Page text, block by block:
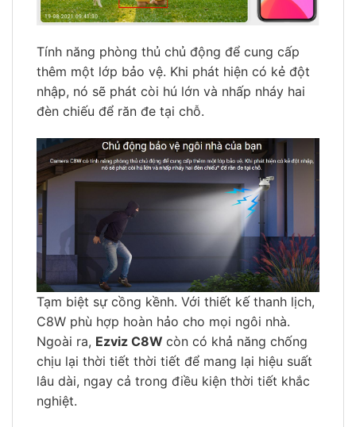
Tính năng phòng thủ chủ động để cung cấp
thêm một lớp bảo vệ. Khi phát hiện có kẻ đột
nhập, nó sẽ phát còi hú lớn và nhấp nháy hai
đèn chiếu để răn đe tại chỗ.
Tạm biệt sự cồng kềnh. Với thiết kế thanh lịch,
C8W phù hợp hoàn hảo cho mọi ngôi nhà.
Ngoài ra, Ezviz C8W còn có khả năng chống
chịu lại thời tiết thời tiết để mang lại hiệu suất
lâu dài, ngay cả trong điều kiện thời tiết khắc
nghiệt.